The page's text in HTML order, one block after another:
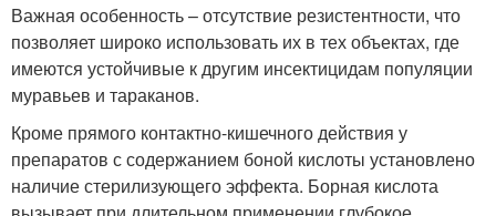
Важная особенность – отсутствие резистентности, что
позволяет широко использовать их в тех объектах, где
имеются устойчивые к другим инсектицидам популяции
муравьев и тараканов.
Кроме прямого контактно-кишечного действия у
препаратов с содержанием боной кислоты установлено
наличие стерилизующего эффекта. Борная кислота